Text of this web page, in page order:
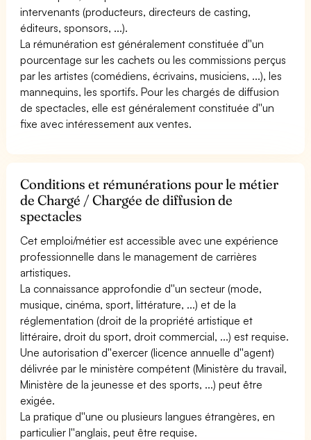
intervenants (producteurs, directeurs de casting,
éditeurs, sponsors, ...).
La rémunération est généralement constituée d''un
pourcentage sur les cachets ou les commissions perçus
par les artistes (comédiens, écrivains, musiciens, ...), les
mannequins, les sportifs. Pour les chargés de diffusion
de spectacles, elle est généralement constituée d''un
fixe avec intéressement aux ventes.
Conditions et rémunérations pour le métier
de Chargé / Chargée de diffusion de
spectacles
Cet emploi/métier est accessible avec une expérience
professionnelle dans le management de carrières
artistiques.
La connaissance approfondie d''un secteur (mode,
musique, cinéma, sport, littérature, ...) et de la
réglementation (droit de la propriété artistique et
littéraire, droit du sport, droit commercial, ...) est requise.
Une autorisation d''exercer (licence annuelle d''agent)
délivrée par le ministère compétent (Ministère du travail,
Ministère de la jeunesse et des sports, ...) peut être
exigée.
La pratique d''une ou plusieurs langues étrangères, en
particulier l''anglais, peut être requise.